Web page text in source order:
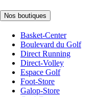
Nos boutiques
Basket-Center
Boulevard du Golf
Direct Running
Direct-Volley
Espace Golf
Foot-Store
Galop-Store